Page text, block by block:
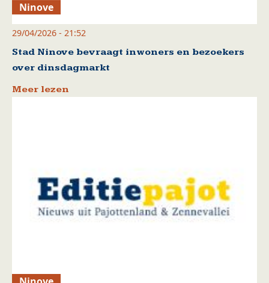
Ninove
29/04/2026 - 21:52
Stad Ninove bevraagt inwoners en bezoekers
over dinsdagmarkt
Meer lezen